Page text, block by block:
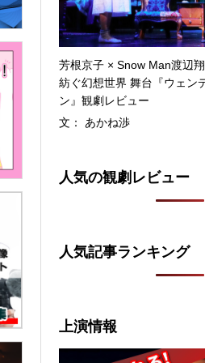
芳根京子 × Snow Man渡辺
紡ぐ幻想世界 舞台『ウェン
ン』観劇レビュー
文： あかね渉
人気の観劇レビュー
人気記事ランキング
上演情報